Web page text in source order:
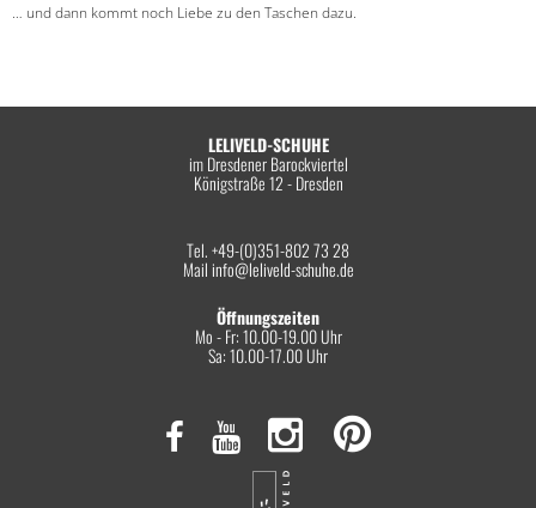
… und dann kommt noch Liebe zu den Taschen dazu.
LELIVELD-SCHUHE
im Dresdener Barockviertel
Königstraße 12 - Dresden
Tel. +49-(0)351-802 73 28
Mail info@leliveld-schuhe.de
Öffnungszeiten
Mo - Fr: 10.00-19.00 Uhr
Sa: 10.00-17.00 Uhr